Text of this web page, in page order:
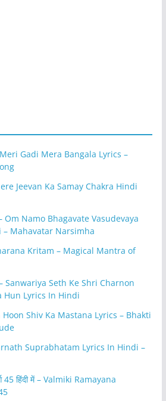
Meri Gadi Mera Bangala Lyrics –
Jeevan Ka Samay Chakra Hindi
– Om Namo Bhagavate Vasudevaya
Mahavatar Narsimha
Kritam – Magical Mantra of
– Sanwariya Seth Ke Shri Charnon
Hun Lyrics In Hindi
Hoon Shiv Ka Mastana Lyrics – Bhakti
Suprabhatam Lyrics In Hindi –
45 हिंदी में – Valmiki Ramayana